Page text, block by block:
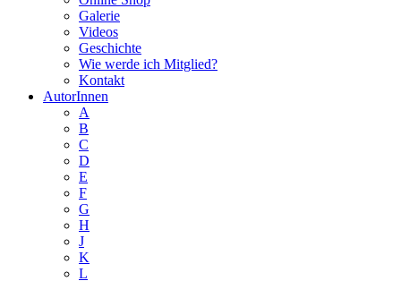
Galerie
Videos
Geschichte
Wie werde ich Mitglied?
Kontakt
AutorInnen
A
B
C
D
E
F
G
H
J
K
L